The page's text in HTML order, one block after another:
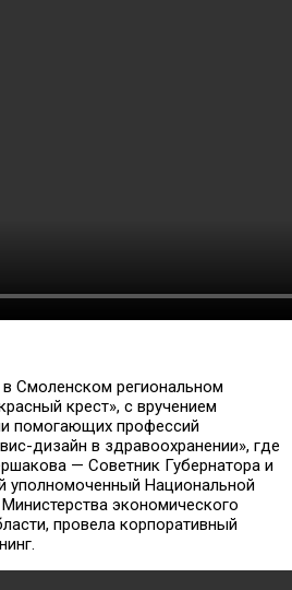
в Смоленском региональном
крест», с вручением
помогающих профессий
дизайн в здравоохранении», где
— Советник Губернатора и
уполномоченный Национальной
экономического
провела корпоративный